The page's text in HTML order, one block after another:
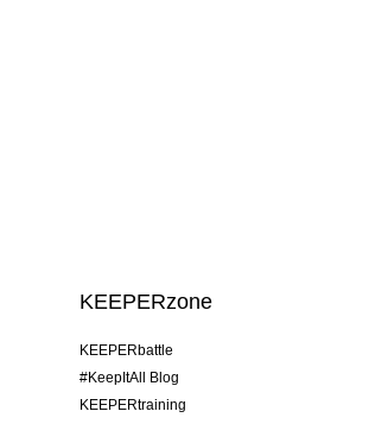
KEEPERzone
KEEPERbattle
#KeepItAll Blog
KEEPERtraining